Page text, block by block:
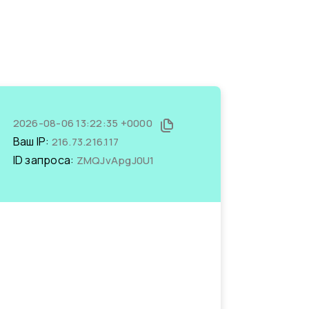
2026-08-06 13:22:35 +0000
Ваш IP: 216.73.216.117
ID запроса: ZMQJvApgJ0U1